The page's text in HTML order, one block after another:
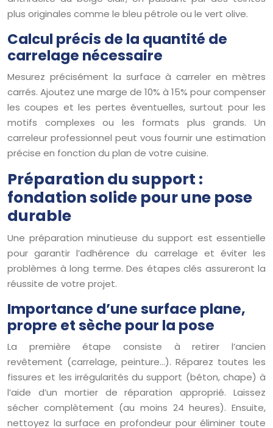
plus originales comme le bleu pétrole ou le vert olive.
Calcul précis de la quantité de
carrelage nécessaire
Mesurez précisément la surface à carreler en mètres
carrés. Ajoutez une marge de 10% à 15% pour compenser
les coupes et les pertes éventuelles, surtout pour les
motifs complexes ou les formats plus grands. Un
carreleur professionnel peut vous fournir une estimation
précise en fonction du plan de votre cuisine.
Préparation du support :
fondation solide pour une pose
durable
Une préparation minutieuse du support est essentielle
pour garantir l’adhérence du carrelage et éviter les
problèmes à long terme. Des étapes clés assureront la
réussite de votre projet.
Importance d’une surface plane,
propre et sèche pour la pose
La première étape consiste à retirer l’ancien
revêtement (carrelage, peinture…). Réparez toutes les
fissures et les irrégularités du support (béton, chape) à
l’aide d’un mortier de réparation approprié. Laissez
sécher complètement (au moins 24 heures). Ensuite,
nettoyez la surface en profondeur pour éliminer toute